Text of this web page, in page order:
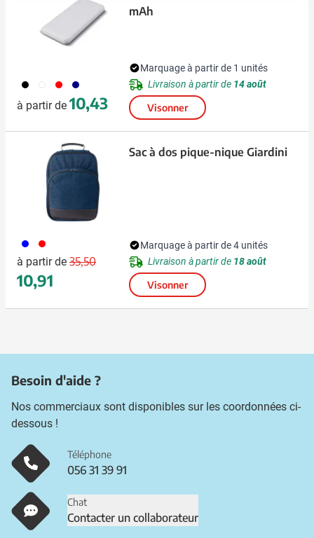
001 002 008 307
à partir de 10,43
mAh
Marquage à partir de 1 unités
Livraison à partir de 14 août
Visonner
005 008
à partir de Prix normal
35,50 Prix spécial
10,91
Sac à dos pique-nique Giardini
Marquage à partir de 4 unités
Livraison à partir de 18 août
Visonner
Besoin d'aide ?
Nos commerciaux sont disponibles sur les coordonnées ci-
dessous !
Téléphone
056 31 39 91
Chat
Contacter un collaborateur